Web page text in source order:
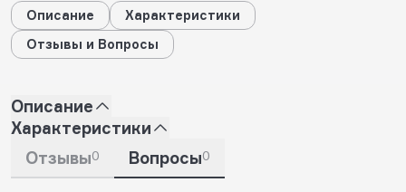
Описание
Характеристики
Отзывы и Вопросы
Описание
Характеристики
Отзывы0 Вопросы0